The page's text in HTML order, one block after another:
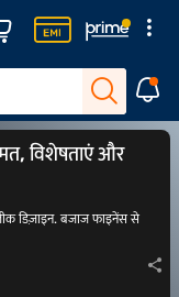
TECNO Camon 40s
विशेषताएं और
डिज़ाइन. बजाज फाइनेंस से